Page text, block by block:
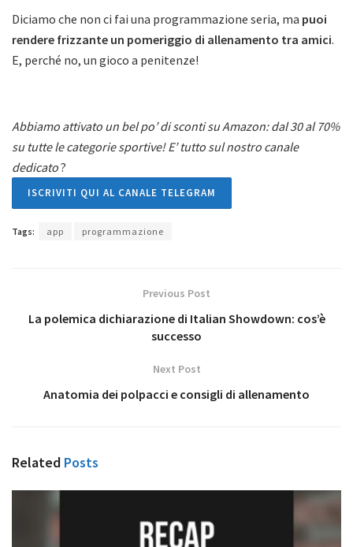
Diciamo che non ci fai una programmazione seria, ma puoi
rendere frizzante un pomeriggio di allenamento tra amici.
E, perché no, un gioco a penitenze!
Abbiamo attivato un bel po’ di sconti su Amazon: dal 30 al 70%
su tutte le categorie sportive! E’ tutto sul nostro canale
dedicato?
ISCRIVITI QUI AL CANALE TELEGRAM
Tags: app programmazione
Previous Post
La polemica dichiarazione di Italian Showdown: cos’è
successo
Next Post
Anatomia dei polpacci e consigli di allenamento
Related Posts